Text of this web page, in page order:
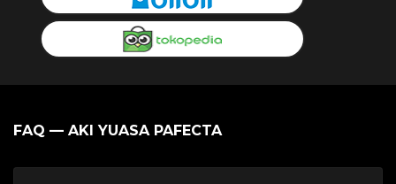
FAQ — AKI YUASA PAFECTA